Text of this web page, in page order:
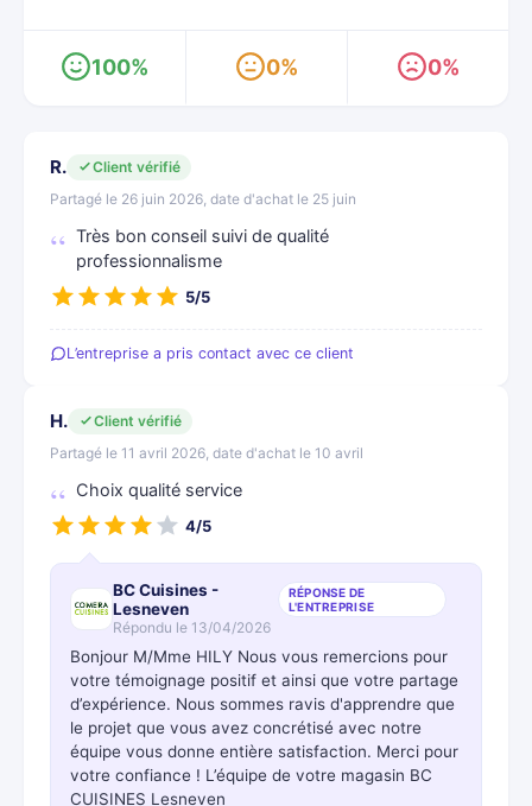
100% 0% 0%
R.
Client vérifié
Partagé le 26 juin 2026, date d'achat le 25 juin
Très bon conseil suivi de qualité
professionnalisme
5/5
L’entreprise a pris contact avec ce client
H.
Client vérifié
Partagé le 11 avril 2026, date d'achat le 10 avril
Choix qualité service
4/5
BC Cuisines -
Lesneven
RÉPONSE DE
L'ENTREPRISE
Répondu le 13/04/2026
Bonjour M/Mme HILY Nous vous remercions pour
votre témoignage positif et ainsi que votre partage
d’expérience. Nous sommes ravis d'apprendre que
le projet que vous avez concrétisé avec notre
équipe vous donne entière satisfaction. Merci pour
votre confiance ! L’équipe de votre magasin BC
CUISINES Lesneven